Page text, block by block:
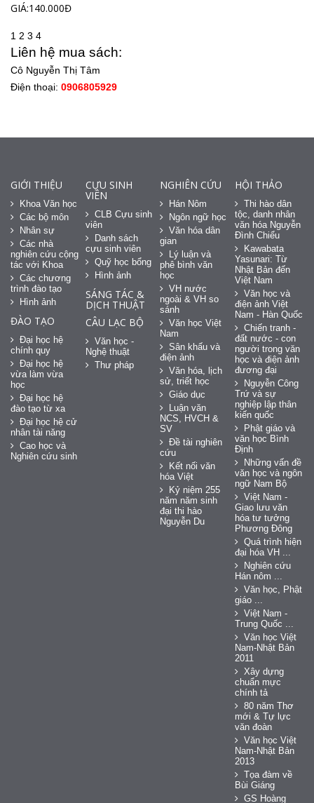
GIÁ:140.000Đ
1 2 3 4
Liên hệ mua sách:
Cô Nguyễn Thị Tâm
Điện thoại: 0906805929
GIỚI THIỆU
Khoa Văn học
Các bộ môn
Nhân sự
Các nhà
nghiên cứu cộng
tác với Khoa
Các chương
trình đào tạo
Hình ảnh
ĐÀO TẠO
Đại học hệ
chính quy
Đại học hệ
vừa làm vừa
học
Đại học hệ
đào tạo từ xa
Đại học hệ cử
nhân tài năng
Cao học và
Nghiên cứu sinh
CỰU SINH
VIÊN
CLB Cựu sinh
viên
Danh sách
cựu sinh viên
Quỹ học bổng
Hình ảnh
SÁNG TÁC &
DỊCH THUẬT
CÂU LẠC BỘ
Văn học -
Nghệ thuật
Thư pháp
NGHIÊN CỨU
Hán Nôm
Ngôn ngữ học
Văn hóa dân
gian
Lý luận và
phê bình văn
học
VH nước
ngoài & VH so
sánh
Văn học Việt
Nam
Sân khấu và
điện ảnh
Văn hóa, lịch
sử, triết học
Giáo dục
Luận văn
NCS, HVCH &
SV
Đề tài nghiên
cứu
Kết nối văn
hóa Việt
Kỷ niệm 255
năm năm sinh
đại thi hào
Nguyễn Du
HỘI THẢO
Thi hào dân
tộc, danh nhân
văn hóa Nguyễn
Đình Chiểu
Kawabata
Yasunari: Từ
Nhật Bản đến
Việt Nam
Văn học và
điện ảnh Việt
Nam - Hàn Quốc
Chiến tranh -
đất nước - con
người trong văn
học và điện ảnh
đương đại
Nguyễn Công
Trứ và sự
nghiệp lập thân
kiến quốc
Phật giáo và
văn học Bình
Định
Những vấn đề
văn học và ngôn
ngữ Nam Bộ
Việt Nam -
Giao lưu văn
hóa tư tưởng
Phương Đông
Quá trình hiện
đại hóa VH ...
Nghiên cứu
Hán nôm ...
Văn học, Phật
giáo ...
Việt Nam -
Trung Quốc ...
Văn học Việt
Nam-Nhật Bản
2011
Xây dựng
chuẩn mực
chính tả
80 năm Thơ
mới & Tự lực
văn đoàn
Văn học Việt
Nam-Nhật Bản
2013
Tọa đàm về
Bùi Giáng
GS Hoàng